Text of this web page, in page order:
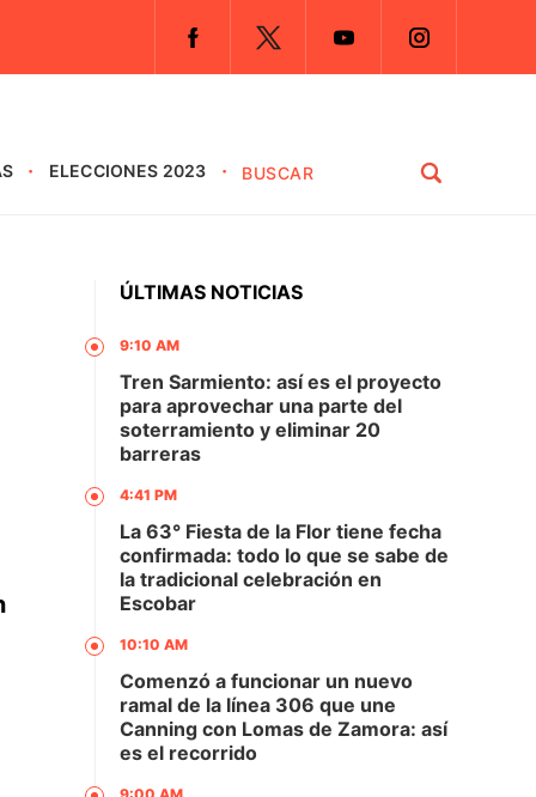
ELECCIONES 2023
ÚLTIMAS NOTICIAS
9:10 AM
Tren Sarmiento: así es el proyecto
para aprovechar una parte del
soterramiento y eliminar 20
barreras
4:41 PM
La 63° Fiesta de la Flor tiene fecha
confirmada: todo lo que se sabe de
la tradicional celebración en
Escobar
10:10 AM
Comenzó a funcionar un nuevo
ramal de la línea 306 que une
Canning con Lomas de Zamora: así
es el recorrido